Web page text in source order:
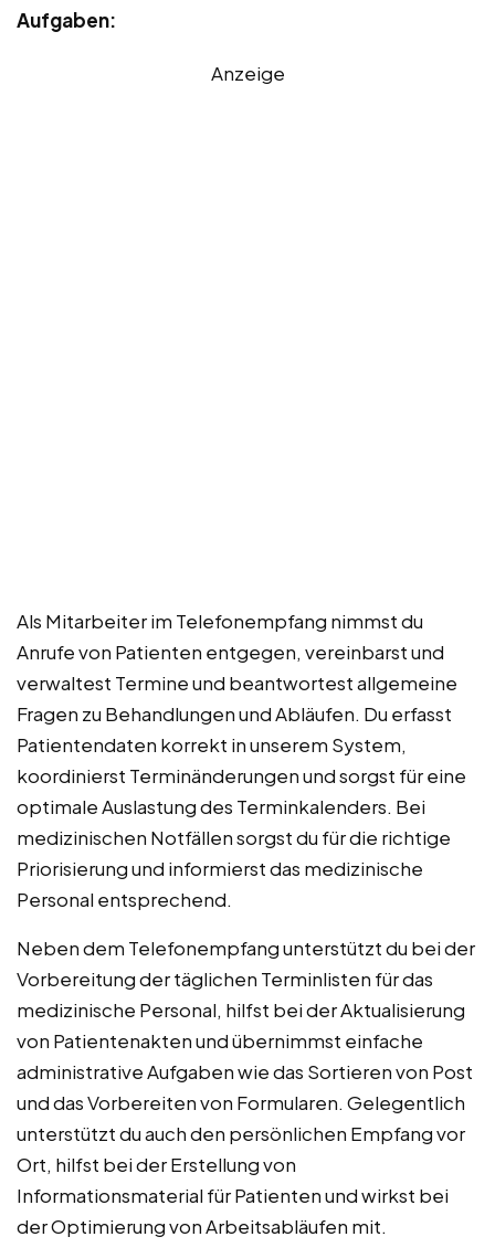
Aufgaben:
Anzeige
Als Mitarbeiter im Telefonempfang nimmst du
Anrufe von Patienten entgegen, vereinbarst und
verwaltest Termine und beantwortest allgemeine
Fragen zu Behandlungen und Abläufen. Du erfasst
Patientendaten korrekt in unserem System,
koordinierst Terminänderungen und sorgst für eine
optimale Auslastung des Terminkalenders. Bei
medizinischen Notfällen sorgst du für die richtige
Priorisierung und informierst das medizinische
Personal entsprechend.
Neben dem Telefonempfang unterstützt du bei der
Vorbereitung der täglichen Terminlisten für das
medizinische Personal, hilfst bei der Aktualisierung
von Patientenakten und übernimmst einfache
administrative Aufgaben wie das Sortieren von Post
und das Vorbereiten von Formularen. Gelegentlich
unterstützt du auch den persönlichen Empfang vor
Ort, hilfst bei der Erstellung von
Informationsmaterial für Patienten und wirkst bei
der Optimierung von Arbeitsabläufen mit.